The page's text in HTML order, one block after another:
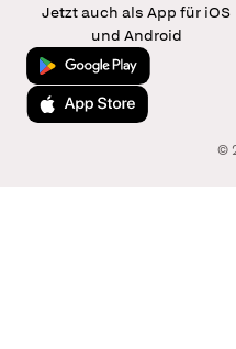
Jetzt auch als App für iOS
und Android
Jetzt bei Google Play
Laden im App Store
©